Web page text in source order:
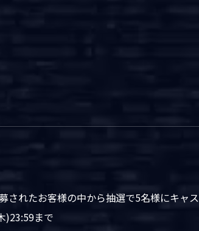
れたお客様の中から抽選で5名様にキャ
)23:59まで